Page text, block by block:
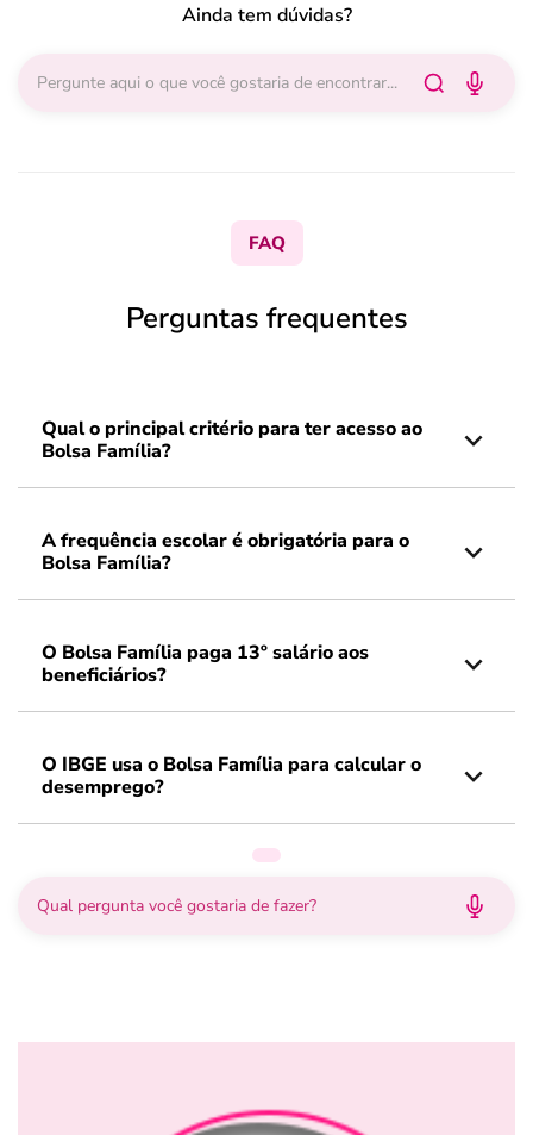
Ainda tem dúvidas?
FAQ
Perguntas frequentes
Qual o principal critério para ter acesso ao
Bolsa Família?
A frequência escolar é obrigatória para o
Bolsa Família?
O Bolsa Família paga 13º salário aos
beneficiários?
O IBGE usa o Bolsa Família para calcular o
desemprego?